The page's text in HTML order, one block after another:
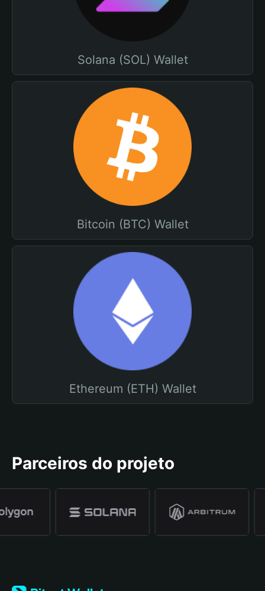
Solana (SOL) Wallet
Bitcoin (BTC) Wallet
Ethereum (ETH) Wallet
Parceiros do projeto